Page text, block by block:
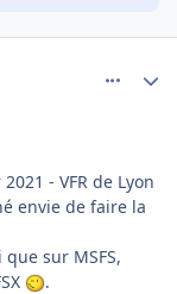
- VFR de Lyon
envie de faire la
sur MSFS,
.